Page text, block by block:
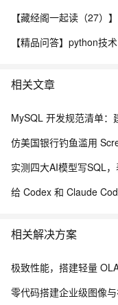
【精品问答】python技
相关文章
MySQL 开发规范清单
实测四大AI模型写SQL
给 Codex 和 Claude
相关解决方案
极致性能，搭建轻量
零代码搭建企业级图像